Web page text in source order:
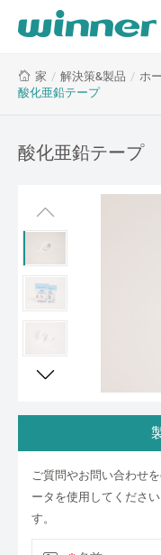
家 / 解決策&製品 / ホ
酸化亜鉛テープ
酸化亜鉛テープ
ご質問やお問い合わせ
ータを使用してくださ
す。